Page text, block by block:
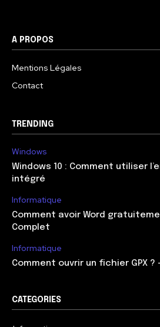
A PROPOS
Mentions Légales
Contact
TRENDING
Windows
Windows 10 : Comment utiliser
intégré
Informatique
Comment avoir Word
Complet
Informatique
Comment ouvrir un fichier GPX ?
CATEGORIES